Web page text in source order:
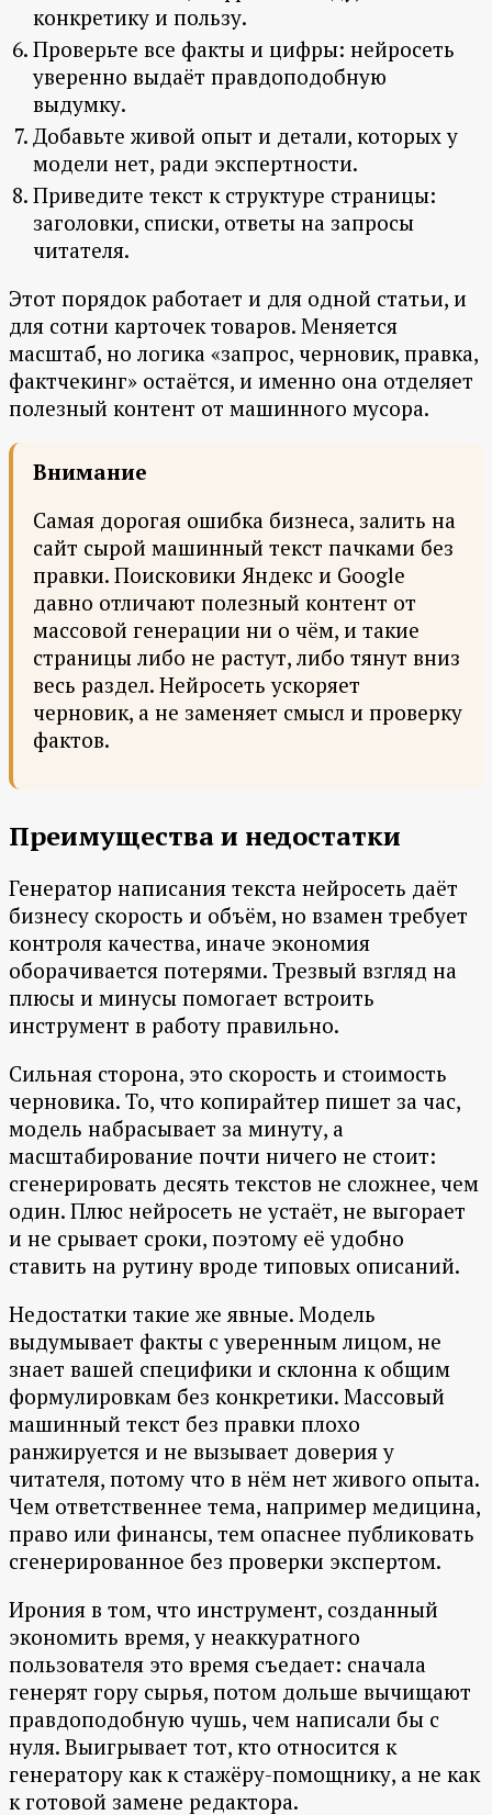
конкретику и пользу.
Проверьте все факты и цифры: нейросеть
уверенно выдаёт правдоподобную
выдумку.
Добавьте живой опыт и детали, которых у
модели нет, ради экспертности.
Приведите текст к структуре страницы:
заголовки, списки, ответы на запросы
читателя.
Этот порядок работает и для одной статьи, и
для сотни карточек товаров. Меняется
масштаб, но логика «запрос, черновик, правка,
фактчекинг» остаётся, и именно она отделяет
полезный контент от машинного мусора.
Внимание
Самая дорогая ошибка бизнеса, залить на
сайт сырой машинный текст пачками без
правки. Поисковики Яндекс и Google
давно отличают полезный контент от
массовой генерации ни о чём, и такие
страницы либо не растут, либо тянут вниз
весь раздел. Нейросеть ускоряет
черновик, а не заменяет смысл и проверку
фактов.
Преимущества и недостатки
Генератор написания текста нейросеть даёт
бизнесу скорость и объём, но взамен требует
контроля качества, иначе экономия
оборачивается потерями. Трезвый взгляд на
плюсы и минусы помогает встроить
инструмент в работу правильно.
Сильная сторона, это скорость и стоимость
черновика. То, что копирайтер пишет за час,
модель набрасывает за минуту, а
масштабирование почти ничего не стоит:
сгенерировать десять текстов не сложнее, чем
один. Плюс нейросеть не устаёт, не выгорает
и не срывает сроки, поэтому её удобно
ставить на рутину вроде типовых описаний.
Недостатки такие же явные. Модель
выдумывает факты с уверенным лицом, не
знает вашей специфики и склонна к общим
формулировкам без конкретики. Массовый
машинный текст без правки плохо
ранжируется и не вызывает доверия у
читателя, потому что в нём нет живого опыта.
Чем ответственнее тема, например медицина,
право или финансы, тем опаснее публиковать
сгенерированное без проверки экспертом.
Ирония в том, что инструмент, созданный
экономить время, у неаккуратного
пользователя это время съедает: сначала
генерят гору сырья, потом дольше вычищают
правдоподобную чушь, чем написали бы с
нуля. Выигрывает тот, кто относится к
генератору как к стажёру-помощнику, а не как
к готовой замене редактора.